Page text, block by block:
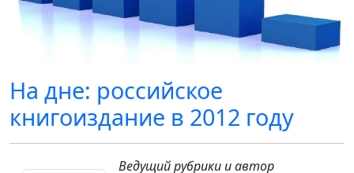
На дне: российское
книгоиздание в 2012 году
Ведущий рубрики и автор